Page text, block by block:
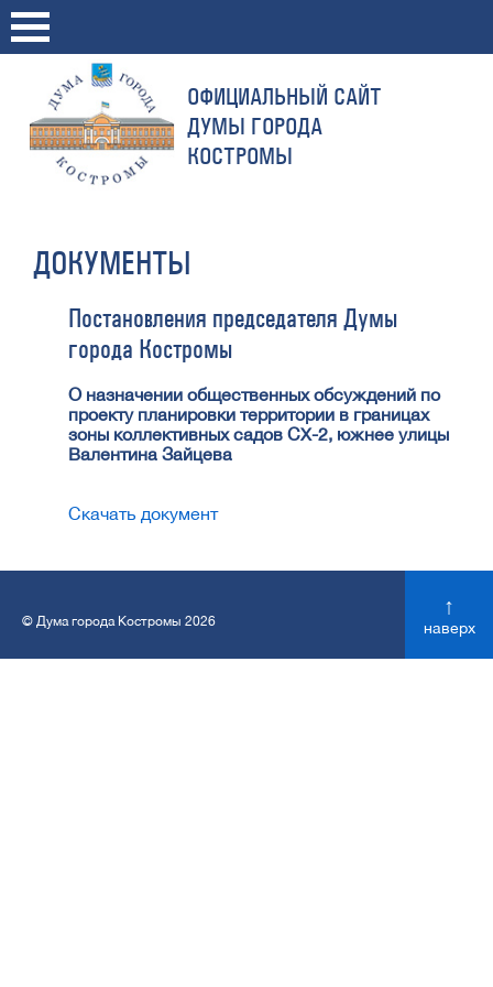
ОФИЦИАЛЬНЫЙ САЙТ
ДУМЫ ГОРОДА
КОСТРОМЫ
ДОКУМЕНТЫ
Постановления председателя Думы
города Костромы
О назначении общественных обсуждений по
проекту планировки территории в границах
зоны коллективных садов СХ-2, южнее улицы
Валентина Зайцева
Скачать документ
© Дума города Костромы 2026
↑
наверх